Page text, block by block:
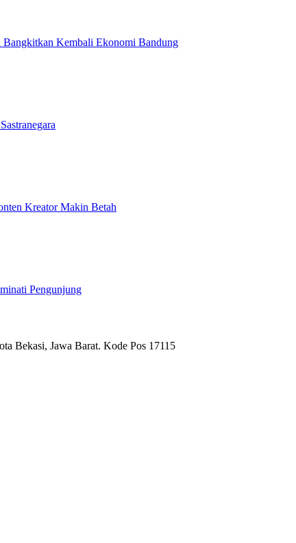
Bangkitkan Kembali Ekonomi Bandung
Kreator Makin Betah
Pengunjung
Bekasi, Jawa Barat. Kode Pos 17115